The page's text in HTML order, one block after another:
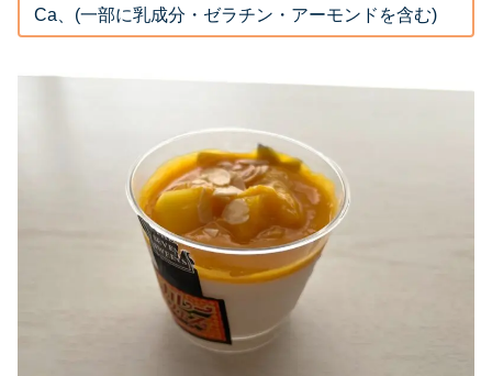
Ca、(一部に乳成分・ゼラチン・アーモンドを含む)